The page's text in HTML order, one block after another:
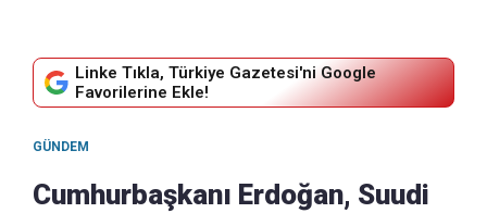
Linke Tıkla, Türkiye Gazetesi'ni Google
Favorilerine Ekle!
GÜNDEM
Cumhurbaşkanı Erdoğan, Suudi